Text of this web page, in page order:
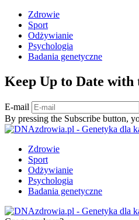
Zdrowie
Sport
Odżywianie
Psychologia
Badania genetyczne
Keep Up to Date
E-mail
By pressing the Subscribe button,
Zdrowie
Sport
Odżywianie
Psychologia
Badania genetyczne